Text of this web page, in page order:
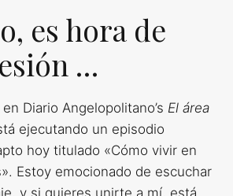
es hora de
…
Diario Angelopolitano’s El área
ejecutando un episodio
hoy titulado «Cómo vivir en
Estoy emocionado de escuchar